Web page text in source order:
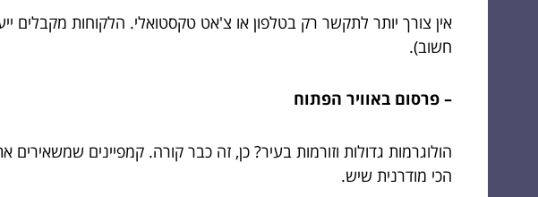
אין צורך יותר לתקשר רק בטלפון או צ'אט טקסטואלי. הלקוחות מקבלים
חשוב).
– פרסום באוויר הפתוח
הולוגרמות גדולות וזורמות בעיר? כן, זה כבר קורה. קמפיינים
הכי מודרנית שיש.